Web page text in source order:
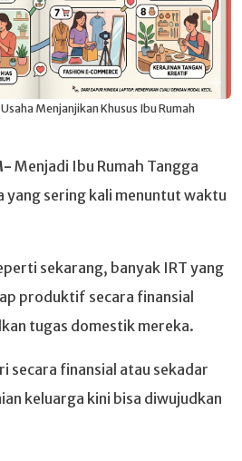
Menjanjikan Khusus Ibu Rumah
Menjadi Ibu Rumah Tangga
yang sering kali menuntut waktu
sekarang, banyak IRT yang
produktif secara finansial
tugas domestik mereka.
secara finansial atau sekadar
keluarga kini bisa diwujudkan